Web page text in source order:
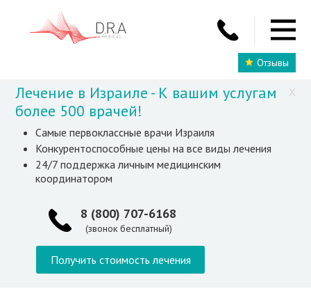
Отзывы
X
Лечение в Израиле - К вашим услугам
более 500 врачей!
Самые первоклассные врачи Израиля
Конкурентоспособные цены на все виды лечения
24/7 поддержка личным медицинским
координатором
8 (800) 707-6168
(звонок бесплатный)
Получить стоимость лечения